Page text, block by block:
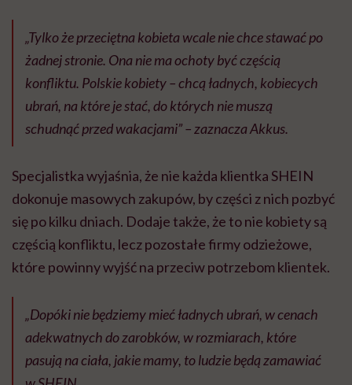
„Tylko że przeciętna kobieta wcale nie chce stawać po
żadnej stronie. Ona nie ma ochoty być częścią
konfliktu. Polskie kobiety – chcą ładnych, kobiecych
ubrań, na które je stać, do których nie muszą
schudnąć przed wakacjami” – zaznacza Akkus.
Specjalistka wyjaśnia, że nie każda klientka SHEIN
dokonuje masowych zakupów, by części z nich pozbyć
się po kilku dniach. Dodaje także, że to nie kobiety są
częścią konfliktu, lecz pozostałe firmy odzieżowe,
które powinny wyjść na przeciw potrzebom klientek.
„Dopóki nie będziemy mieć ładnych ubrań, w cenach
adekwatnych do zarobków, w rozmiarach, które
pasują na ciała, jakie mamy, to ludzie będą zamawiać